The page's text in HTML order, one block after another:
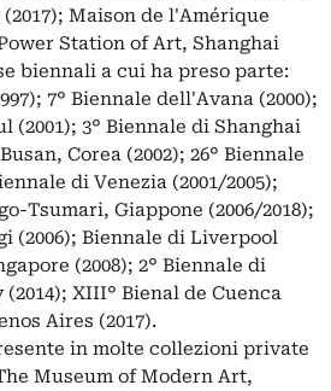
Maison de l'Amérique
Station of Art, Shanghai
biennali a cui ha preso parte:
7° Biennale dell'Avana (2000);
(2001); 3° Biennale di Shanghai
Corea (2002); 26° Biennale
di Venezia (2001/2005);
Tsumari, Giappone (2006/2018);
(2006); Biennale di Liverpool
(2008); 2° Biennale di
XIII° Bienal de Cuenca
Aires (2017).
in molte collezioni private
Museum of Modern Art,